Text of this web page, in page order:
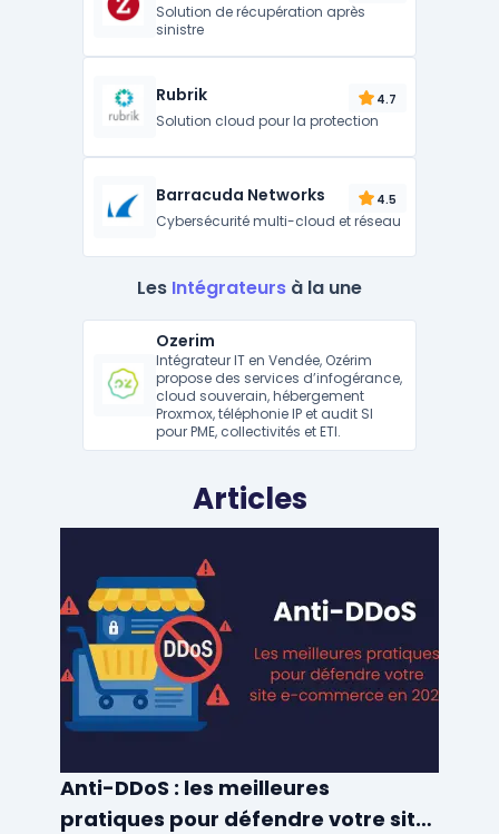
Solution de récupération après
sinistre
Rubrik 4.7
Solution cloud pour la protection
Barracuda Networks 4.5
Cybersécurité multi-cloud et réseau
Les Intégrateurs à la une
Ozerim
Intégrateur IT en Vendée, Ozérim
propose des services d’infogérance,
cloud souverain, hébergement
Proxmox, téléphonie IP et audit SI
pour PME, collectivités et ETI.
Articles
Anti-DDoS : les meilleures
pratiques pour défendre votre site